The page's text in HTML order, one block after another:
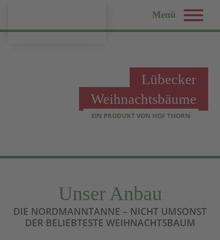
Menü
Lübecker
Weihnachtsbäume
EIN PRODUKT VON HOF THORN
Unser Anbau
DIE NORDMANNTANNE – NICHT UMSONST
DER BELIEBTESTE WEIHNACHTSBAUM